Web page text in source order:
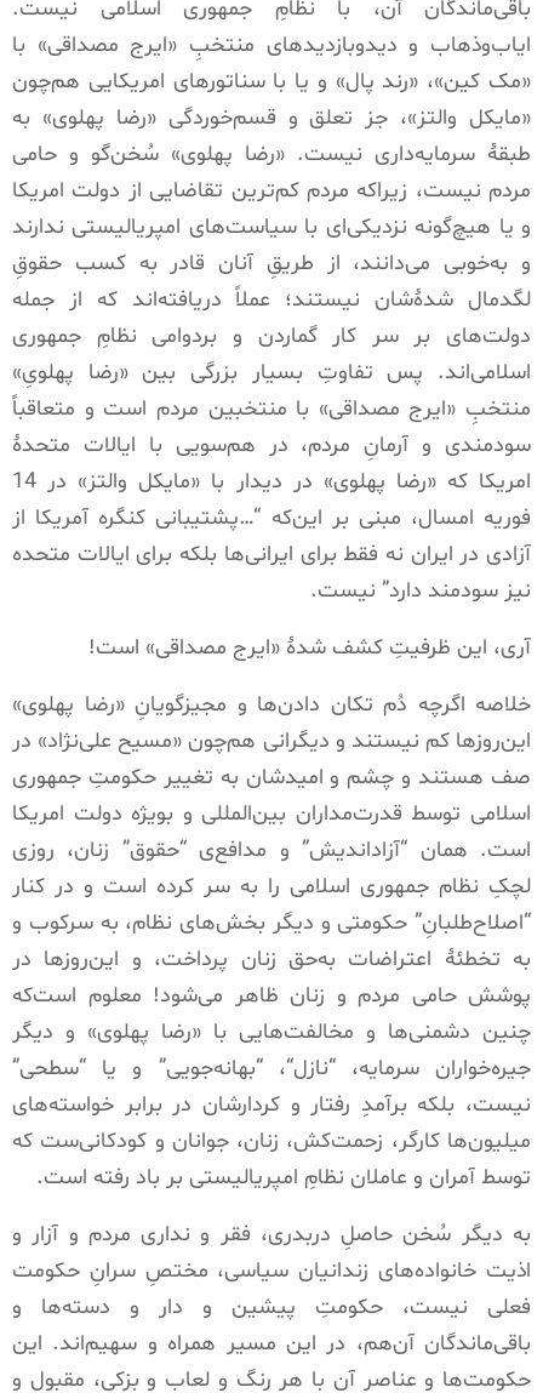
باقی‌ماندگان آن، با نظامِ جمهوری اسلامی نیست.
ایاب‌وذهاب و دید‌و‌بازدیدهای منتخبِ «ایرج مصداقی» با
«مک کین»، «رند پال» و یا با سناتورهای امریکایی هم‌چون
«مایکل والتز»، جز تعلق و قسم‌خوردگی «رضا پهلوی» به
طبقۀ سرمایه‌داری نیست. «رضا پهلوی» سُخن‌گو و حامی
مردم نیست، زیراکه مردم کم‌ترین تقاضایی از دولت امریکا
و یا هیچ‌گونه نزدیکی‌ای با سیاست‌های امپریالیستی ندارند
و به‌خوبی می‌دانند، از طریقِ آنان قادر به کسب حقوقِ
لگدمال شدۀشان نیستند؛ عملاً دریافته‌اند که از جمله
دولت‌های بر سر کار گماردن و بردوامی نظامِ جمهوری
اسلامی‌اند. پس تفاوتِ بسیار بزرگی بین «رضا پهلویِ»
منتخبِ «ایرج مصداقی» با منتخبین مردم است و متعاقباً
سودمندی و آرمانِ مردم، در هم‌سویی با ایالات متحدۀ
امریکا که «رضا پهلوی» در دیدار با «مایکل والتز» در14
فوریه امسال، مبنی بر این‌که “…پشتیبانی کنگره آمریکا از
آزادی در ایران نه فقط برای ایرانی‌ها بلکه برای ایالات متحده
نیز سودمند دارد” نیست.
آری، این ظرفیتِ کشف شدۀ «ایرج مصداقی» است!
خلاصه اگرچه دُم تکان دادن‌ها و مجیزگویانِ «رضا پهلوی»
این‌روزها کم نیستند و دیگرانی هم‌چون «مسیح علی‌نژاد» در
صف هستند و چشم و امیدشان به تغییر حکومتِ جمهوری
اسلامی توسط قدرت‌مداران بین‌المللی و بویژه دولت امریکا
است. همان “آزاداندیش” و مدافع‌ی “حقوق” زنان، روزی
لچکِ نظام جمهوری اسلامی را به سر کرده است و در کنار
“اصلاح‌طلبانِ” حکومتی و دیگر بخش‌های نظام، به سرکوب و
به تخطئۀ اعتراضات به‌حق زنان پرداخت، و این‌روزها در
پوشش حامی مردم و زنان ظاهر می‌شود! معلوم است‌که
چنین دشمنی‌ها و مخالفت‌هایی با «رضا پهلوی» و دیگر
جیره‌خواران سرمایه، “نازل“، “بهانه‌جویی” و یا “سطحی”
نیست، بلکه برآمدِ رفتار و کردارشان در برابر خواسته‌های
میلیون‌ها کارگر، زحمت‌کش، زنان، جوانان و کودکانی‌ست که
توسط آمران و عاملان نظامِ امپریالیستی بر باد رفته است.
به دیگر سُخن حاصلِ دربدری، فقر و نداری مردم و آزار و
اذیت خانواده‌های زندانیان سیاسی، مختصِ سرانِ حکومت
فعلی نیست، حکومتِ پیشین و دار و دسته‌ها و
باقی‌ماندگان آن‌هم، در این مسیر همراه و سهیم‌اند. این
حکومت‌ها و عناصر آن با هر رنگ و لعاب و بزکی، مقبول و